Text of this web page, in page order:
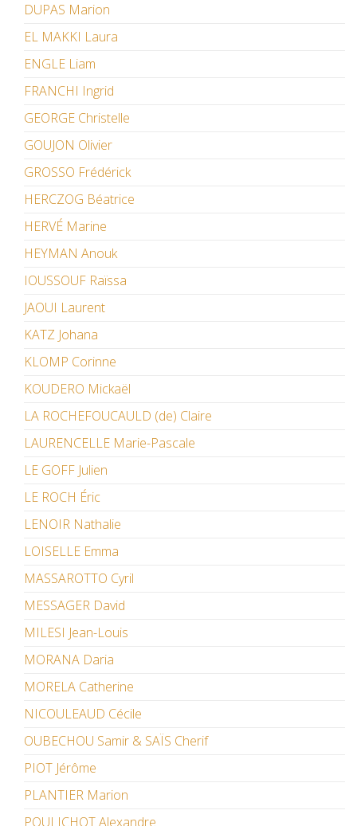
DUPAS Marion
EL MAKKI Laura
ENGLE Liam
FRANCHI Ingrid
GEORGE Christelle
GOUJON Olivier
GROSSO Frédérick
HERCZOG Béatrice
HERVÉ Marine
HEYMAN Anouk
IOUSSOUF Raïssa
JAOUI Laurent
KATZ Johana
KLOMP Corinne
KOUDERO Mickaël
LA ROCHEFOUCAULD (de) Claire
LAURENCELLE Marie-Pascale
LE GOFF Julien
LE ROCH Éric
LENOIR Nathalie
LOISELLE Emma
MASSAROTTO Cyril
MESSAGER David
MILESI Jean-Louis
MORANA Daria
MORELA Catherine
NICOULEAUD Cécile
OUBECHOU Samir & SAÏS Cherif
PIOT Jérôme
PLANTIER Marion
POULICHOT Alexandre